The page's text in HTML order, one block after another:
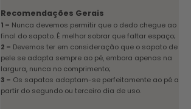
Recomendações Gerais
1 – Nunca devemos permitir que o dedo chegue ao
final do sapato. É melhor sobrar que faltar espaço;
2 – Devemos ter em consideração que o sapato de
pele se adapta sempre ao pé, embora apenas na
largura, nunca no comprimento;
3 – Os sapatos adaptam-se perfeitamente ao pé a
partir do segundo ou terceiro dia de uso.